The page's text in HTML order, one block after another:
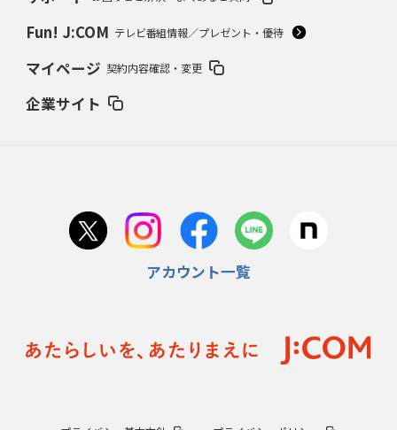
Fun! J:COM テレビ番組情報／プレゼント・優待
マイページ 契約内容確認・変更
企業サイト
アカウント一覧